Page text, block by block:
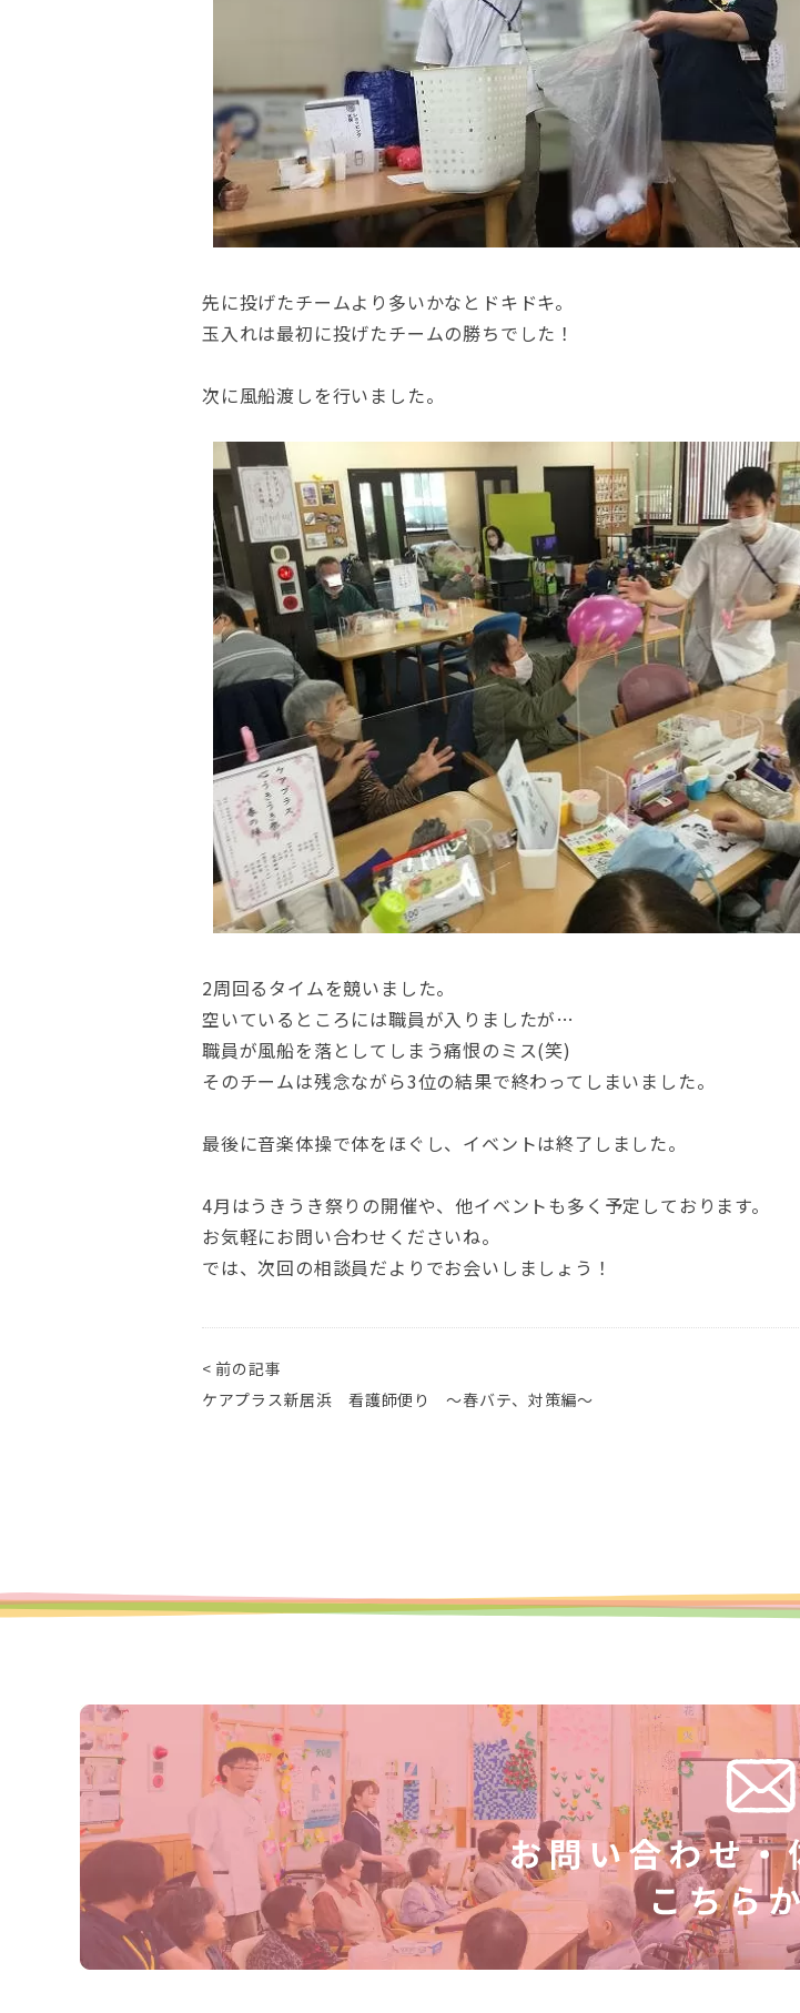
先に投げたチームより多いかなとドキドキ。
玉入れは最初に投げたチームの勝ちでした！
次に風船渡しを行いました。
2周回るタイムを競いました。
空いているところには職員が入りましたが…
職員が風船を落としてしまう痛恨のミス(笑)
そのチームは残念ながら3位の結果で終わってしまいました。
最後に音楽体操で体をほぐし、イベントは終了しました。
4月はうきうき祭りの開催や、他イベントも多く予定しております。
お気軽にお問い合わせくださいね。
では、次回の相談員だよりでお会いしましょう！
< 前の記事
ケアプラス新居浜 看護師便り ～春バテ、対策編～